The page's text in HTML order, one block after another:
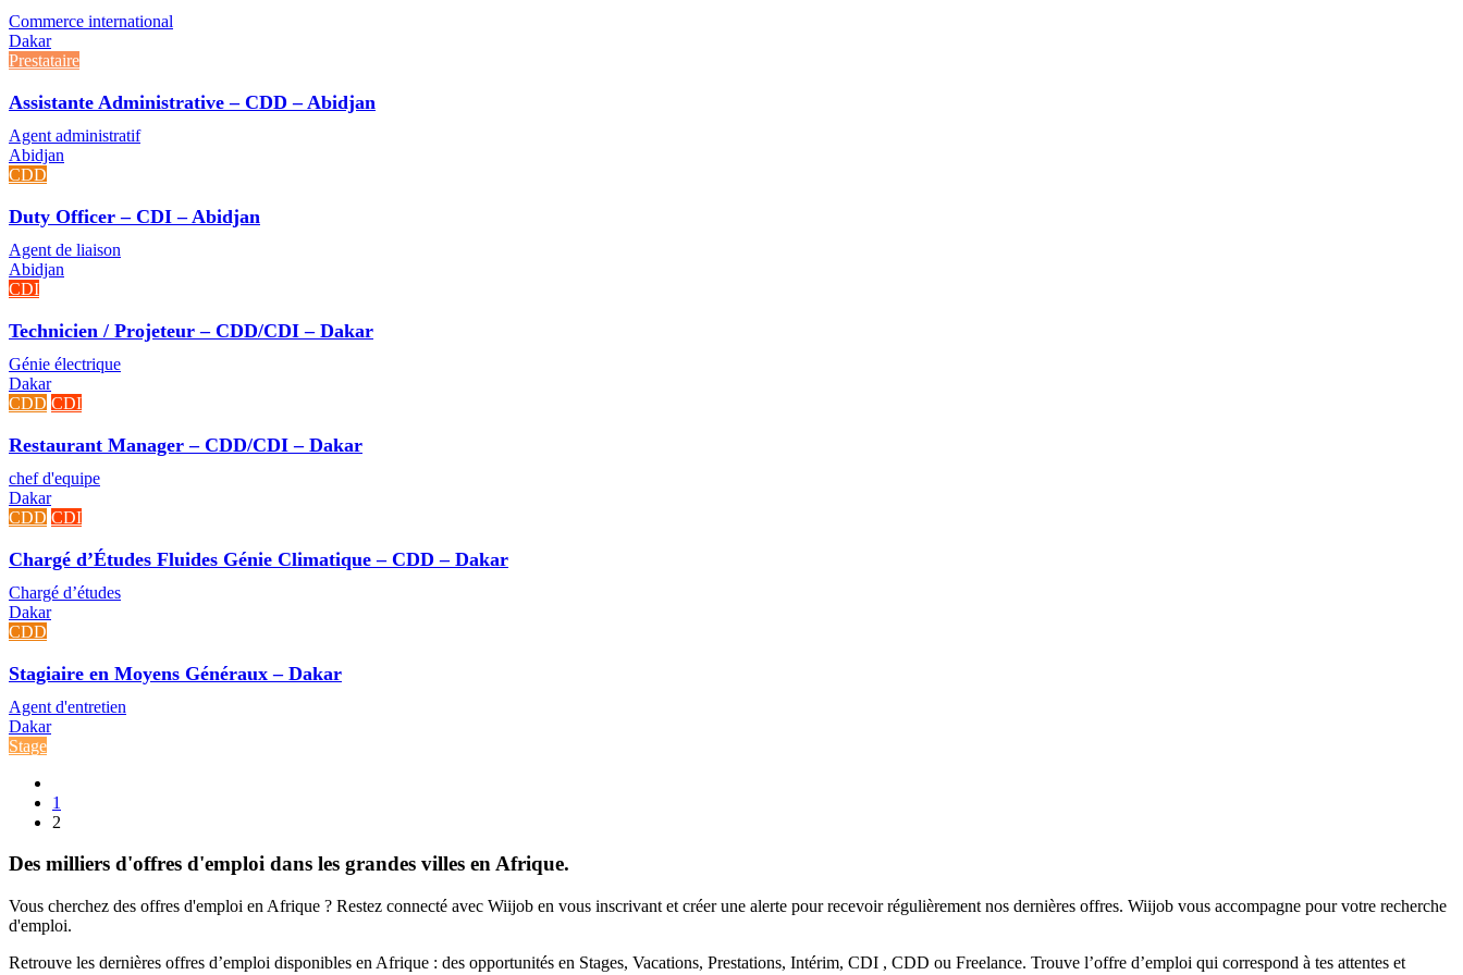
Commerce international
Dakar
Prestataire
Assistante Administrative – CDD – Abidjan
Agent administratif
Abidjan
CDD
Duty Officer – CDI – Abidjan
Agent de liaison
Abidjan
CDI
Technicien / Projeteur – CDD/CDI – Dakar
Génie électrique
Dakar
CDD CDI
Restaurant Manager – CDD/CDI – Dakar
chef d'equipe
Dakar
CDD CDI
Chargé d’Études Fluides Génie Climatique – CDD – Dakar
Chargé d’études
Dakar
CDD
Stagiaire en Moyens Généraux – Dakar
Agent d'entretien
Dakar
Stage
1
2
Des milliers d'offres d'emploi dans les grandes villes en Afrique.
Vous cherchez des offres d'emploi en Afrique ? Restez connecté avec Wiijob en vous inscrivant et créer une alerte pour recevoir régulièrement nos dernières offres. Wiijob vous accompagne pour votre recherche
d'emploi.
Retrouve les dernières offres d’emploi disponibles en Afrique : des opportunités en Stages, Vacations, Prestations, Intérim, CDI , CDD ou Freelance. Trouve l’offre d’emploi qui correspond à tes attentes et